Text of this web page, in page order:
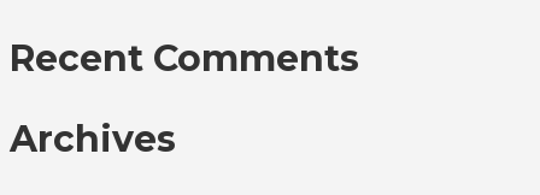
Recent Comments
Archives